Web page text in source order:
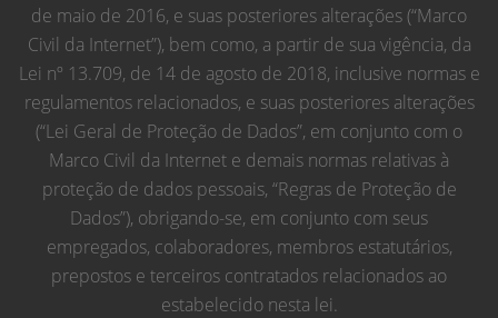
de maio de 2016, e suas posteriores alterações (“Marco
Civil da Internet”), bem como, a partir de sua vigência, da
Lei nº 13.709, de 14 de agosto de 2018, inclusive normas e
regulamentos relacionados, e suas posteriores alterações
(“Lei Geral de Proteção de Dados”, em conjunto com o
Marco Civil da Internet e demais normas relativas à
proteção de dados pessoais, “Regras de Proteção de
Dados”), obrigando-se, em conjunto com seus
empregados, colaboradores, membros estatutários,
prepostos e terceiros contratados relacionados ao
estabelecido nesta lei.